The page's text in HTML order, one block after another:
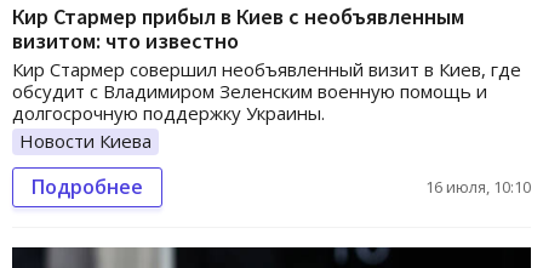
Кир Стармер прибыл в Киев с необъявленным
визитом: что известно
Кир Стармер совершил необъявленный визит в Киев, где
обсудит с Владимиром Зеленским военную помощь и
долгосрочную поддержку Украины.
Новости Киева
Подробнее 16 июля, 10:10